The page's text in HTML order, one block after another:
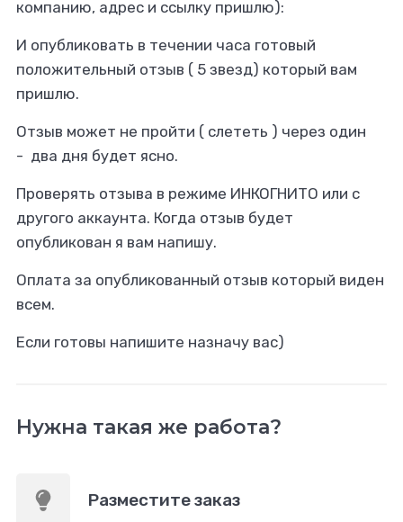
компанию, адрес и ссылку пришлю):
И опубликовать в течении часа готовый
положительный отзыв ( 5 звезд) который вам
пришлю.
Отзыв может не пройти ( слететь ) через один
- два дня будет ясно.
Проверять отзыва в режиме ИНКОГНИТО или с
другого аккаунта. Когда отзыв будет
опубликован я вам напишу.
Оплата за опубликованный отзыв который виден
всем.
Если готовы напишите назначу вас)
Нужна такая же работа?
Разместите заказ